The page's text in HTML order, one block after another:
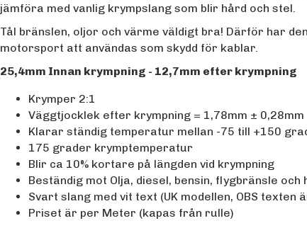
jämföra med vanlig krympslang som blir hård och stel.
Tål bränslen, oljor och värme väldigt bra! Därför har
motorsport att användas som skydd för kablar.
25,4mm Innan krympning - 12,7mm efter krympning
Krymper 2:1
Väggtjocklek efter krympning = 1,78mm ± 0,28mm
Klarar ständig temperatur mellan -75 till +150
175 grader krymptemperatur
Blir ca 10% kortare på längden vid krympning
Beständig mot Olja, diesel, bensin, flygbränsle och
Svart slang med vit text (UK modellen, OBS texten
Priset är per Meter (kapas från rulle)